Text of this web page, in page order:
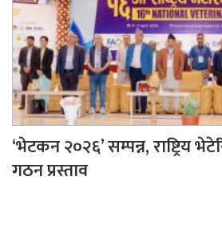
‘भेटकन २०२६’ सम्पन्न, राष्ट्रिय
गठन प्रस्ताव